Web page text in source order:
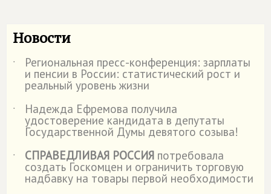
Новости
˙ Региональная пресс-конференция: зарплаты
и пенсии в России: статистический рост и
реальный уровень жизни
˙
Надежда Ефремова получила
удостоверение кандидата в депутаты
Государственной Думы девятого созыва!
˙
СПРАВЕДЛИВАЯ РОССИЯ потребовала
создать Госкомцен и ограничить торговую
надбавку на товары первой необходимости